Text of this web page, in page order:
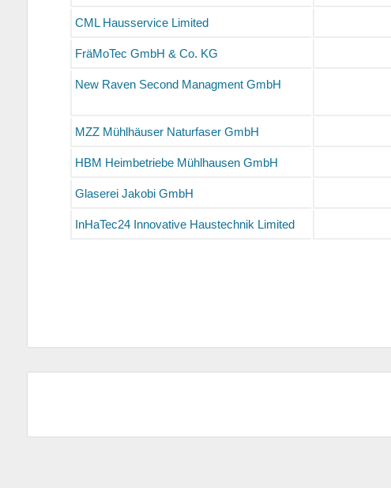
CML Hausservice Limited
FräMoTec GmbH & Co. KG
New Raven Second Managment GmbH
MZZ Mühlhäuser Naturfaser GmbH
HBM Heimbetriebe Mühlhausen GmbH
Glaserei Jakobi GmbH
InHaTec24 Innovative Haustechnik Limited